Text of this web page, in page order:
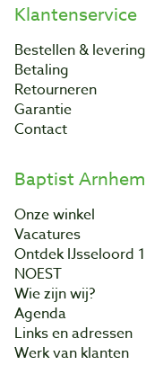
Klantenservice
Bestellen & levering
Betaling
Retourneren
Garantie
Contact
Baptist Arnhem
Onze winkel
Vacatures
Ontdek IJsseloord 1
NOEST
Wie zijn wij?
Agenda
Links en adressen
Werk van klanten